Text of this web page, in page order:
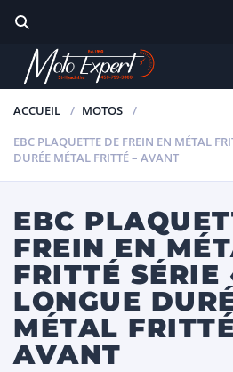
ACCUEIL
MOTOS
EBC PLAQUETTE DE FREIN EN MÉTAL
DURÉE MÉTAL FRITTÉ – AVANT
EBC
FREIN EN
FRITTÉ SÉRIE
LONGUE
MÉTAL
AVANT